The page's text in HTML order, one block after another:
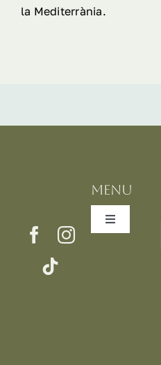
la Mediterrània.
MENU
Toggle